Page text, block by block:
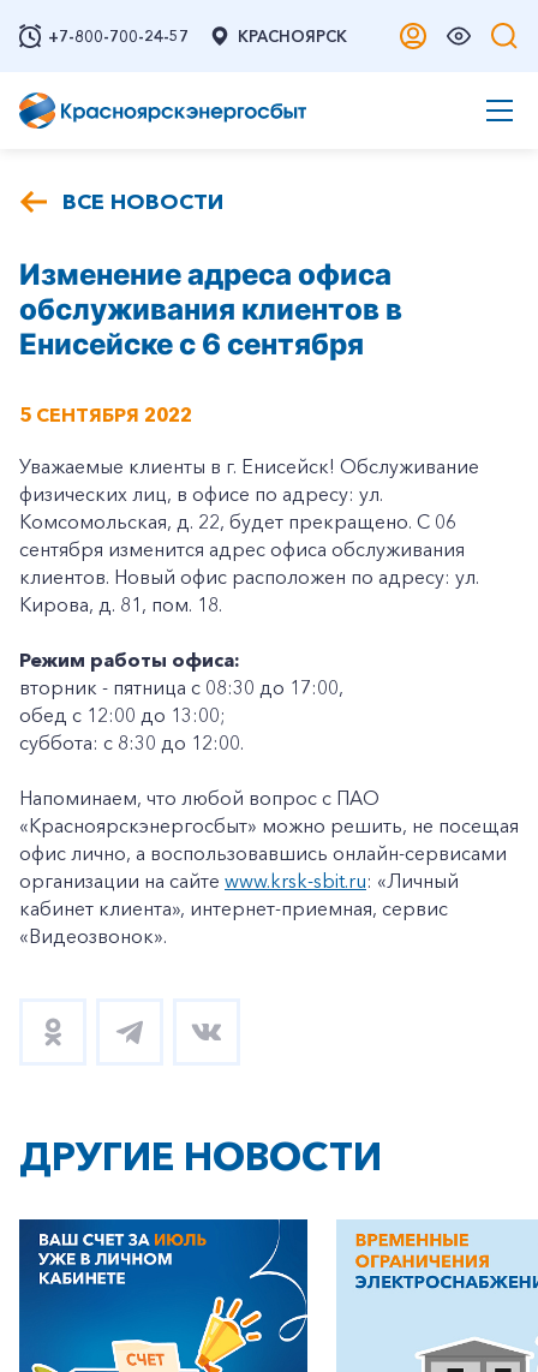
+7-800-700-24-57 КРАСНОЯРСК
ВСЕ НОВОСТИ
Изменение адреса офиса
обслуживания клиентов в
Енисейске с 6 сентября
5 СЕНТЯБРЯ 2022
Уважаемые клиенты в г. Енисейск! Обслуживание
физических лиц, в офисе по адресу: ул.
Комсомольская, д. 22, будет прекращено. С 06
сентября изменится адрес офиса обслуживания
клиентов. Новый офис расположен по адресу: ул.
Кирова, д. 81, пом. 18.
Режим работы офиса:
вторник - пятница с 08:30 до 17:00,
обед с 12:00 до 13:00;
суббота: с 8:30 до 12:00.
Напоминаем, что любой вопрос с ПАО
«Красноярскэнергосбыт» можно решить, не посещая
офис лично, а воспользовавшись онлайн-сервисами
организации на сайте www.krsk-sbit.ru: «Личный
кабинет клиента», интернет-приемная, сервис
«Видеозвонок».
ДРУГИЕ НОВОСТИ